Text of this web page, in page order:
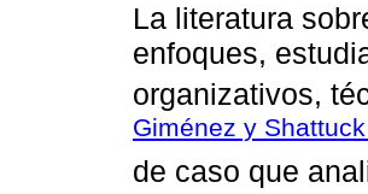
La literatura
enfoques,
organizativos,
Giménez y Shattuck
de caso que